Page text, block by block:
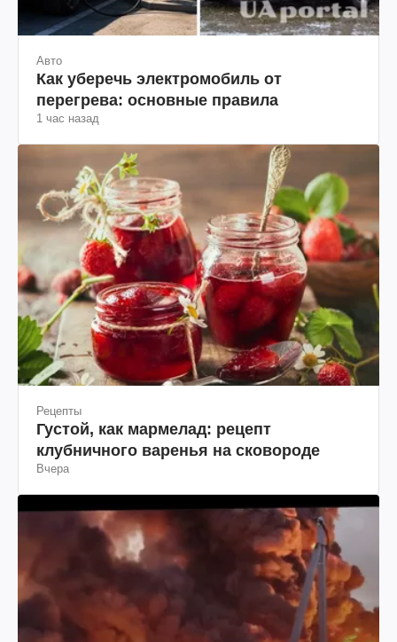
Авто
Как уберечь электромобиль от
перегрева: основные правила
Рецепты
Густой, как мармелад: рецепт
клубничного варенья на сковороде